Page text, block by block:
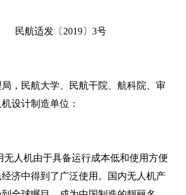
民航适发〔2019〕3号
，民航大学、民航干院、航科院、审
设计制造单位：
无人机由于具备运行成本低和使用方便
济中得到了广泛使用。国内无人机产